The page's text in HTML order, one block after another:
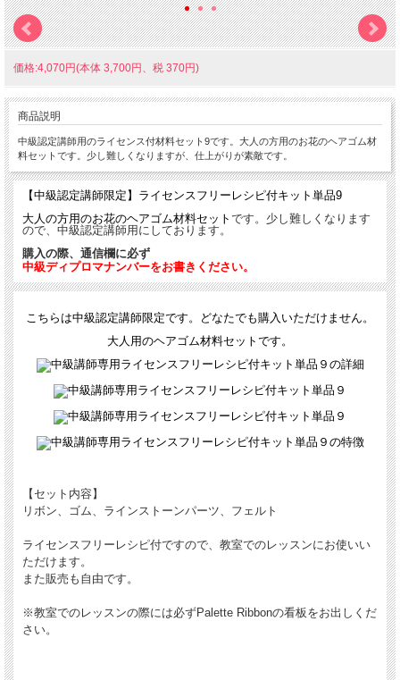
価格:4,070円(本体 3,700円、税 370円)
商品説明
中級認定講師用のライセンス付材料セット9です。大人の方用のお花のヘアゴム材
料セットです。少し難しくなりますが、仕上がりが素敵です。
【中級認定講師限定】ライセンスフリーレシピ付キット単品9
大人の方用のお花のヘアゴム材料セット です。 少し難しくなります
ので、中級認定講師用にしております。
購入の際、通信欄に必ず
中級ディプロマナンバーをお書きください。
こちらは中級認定講師限定です。どなたでも購入いただけません。
大人用のヘアゴム材料セットです。
【セット内容】
リボン、ゴム、ラインストーンパーツ、フェルト
ライセンスフリーレシピ付ですので、教室でのレッスンにお使いい
ただけます。
また販売も自由です。
※教室でのレッスンの際には必ずPalette Ribbonの看板をお出しくだ
さい。